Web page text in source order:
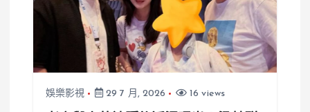
娛樂影視 29 7 月, 2026 16 views